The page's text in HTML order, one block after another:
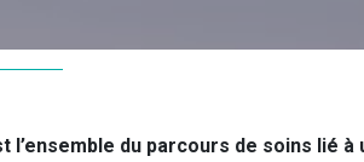
l’ensemble du parcours de soins